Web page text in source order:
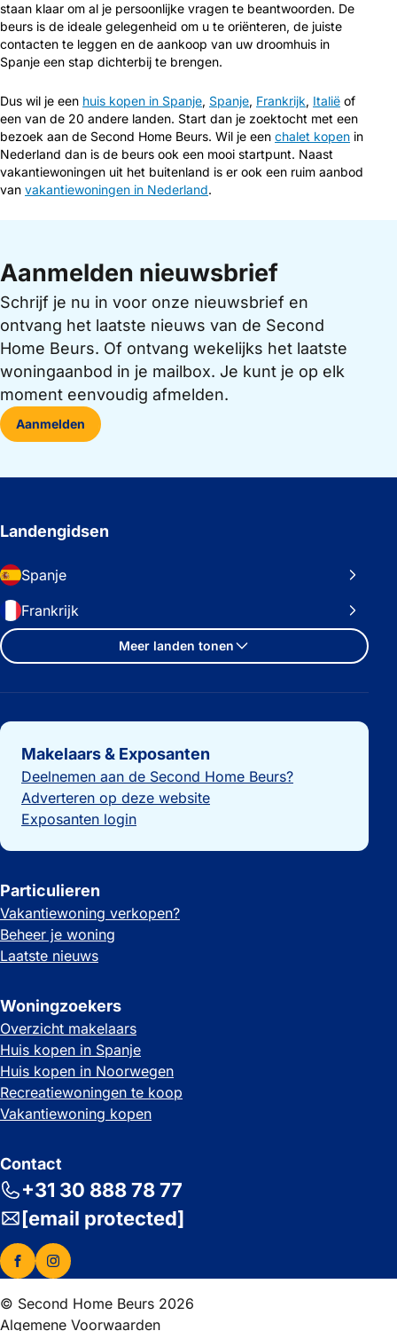
staan klaar om al je persoonlijke vragen te beantwoorden. De
beurs is de ideale gelegenheid om u te oriënteren, de juiste
contacten te leggen en de aankoop van uw droomhuis in
Spanje een stap dichterbij te brengen.
Dus wil je een huis kopen in Spanje, Spanje, Frankrijk, Italië of
een van de 20 andere landen. Start dan je zoektocht met een
bezoek aan de Second Home Beurs. Wil je een chalet kopen in
Nederland dan is de beurs ook een mooi startpunt. Naast
vakantiewoningen uit het buitenland is er ook een ruim aanbod
van vakantiewoningen in Nederland.
Aanmelden nieuwsbrief
Schrijf je nu in voor onze nieuwsbrief en
ontvang het laatste nieuws van de Second
Home Beurs. Of ontvang wekelijks het laatste
woningaanbod in je mailbox. Je kunt je op elk
moment eenvoudig afmelden.
Aanmelden
Landengidsen
Spanje
Frankrijk
Meer landen tonen
Belangrijke links
Makelaars & Exposanten
Deelnemen aan de Second Home Beurs?
Adverteren op deze website
Exposanten login
Particulieren
Vakantiewoning verkopen?
Beheer je woning
Laatste nieuws
Woningzoekers
Overzicht makelaars
Huis kopen in Spanje
Huis kopen in Noorwegen
Recreatiewoningen te koop
Vakantiewoning kopen
Contact
+31 30 888 78 77
[email protected]
© Second Home Beurs 2026
Algemene Voorwaarden